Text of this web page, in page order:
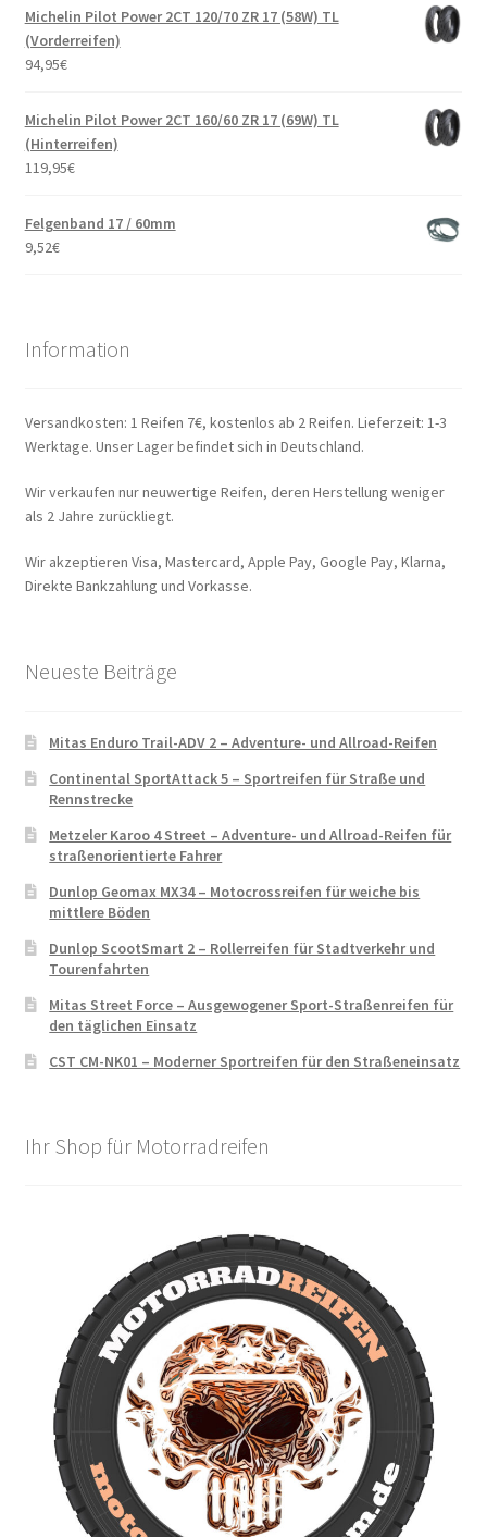
Michelin Pilot Power 2CT 120/70 ZR 17 (58W) TL
(Vorderreifen)
94,95€
Michelin Pilot Power 2CT 160/60 ZR 17 (69W) TL
(Hinterreifen)
119,95€
Felgenband 17 / 60mm
9,52€
Information
Versandkosten: 1 Reifen 7€, kostenlos ab 2 Reifen. Lieferzeit: 1-3
Werktage. Unser Lager befindet sich in Deutschland.
Wir verkaufen nur neuwertige Reifen, deren Herstellung weniger
als 2 Jahre zurückliegt.
Wir akzeptieren Visa, Mastercard, Apple Pay, Google Pay, Klarna,
Direkte Bankzahlung und Vorkasse.
Neueste Beiträge
Mitas Enduro Trail-ADV 2 – Adventure- und Allroad-Reifen
Continental SportAttack 5 – Sportreifen für Straße und
Rennstrecke
Metzeler Karoo 4 Street – Adventure- und Allroad-Reifen für
straßenorientierte Fahrer
Dunlop Geomax MX34 – Motocrossreifen für weiche bis
mittlere Böden
Dunlop ScootSmart 2 – Rollerreifen für Stadtverkehr und
Tourenfahrten
Mitas Street Force – Ausgewogener Sport-Straßenreifen für
den täglichen Einsatz
CST CM-NK01 – Moderner Sportreifen für den Straßeneinsatz
Ihr Shop für Motorradreifen